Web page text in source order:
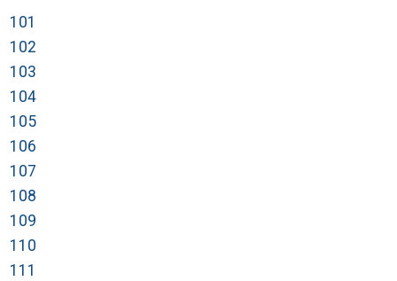
101
102
103
104
105
106
107
108
109
110
111